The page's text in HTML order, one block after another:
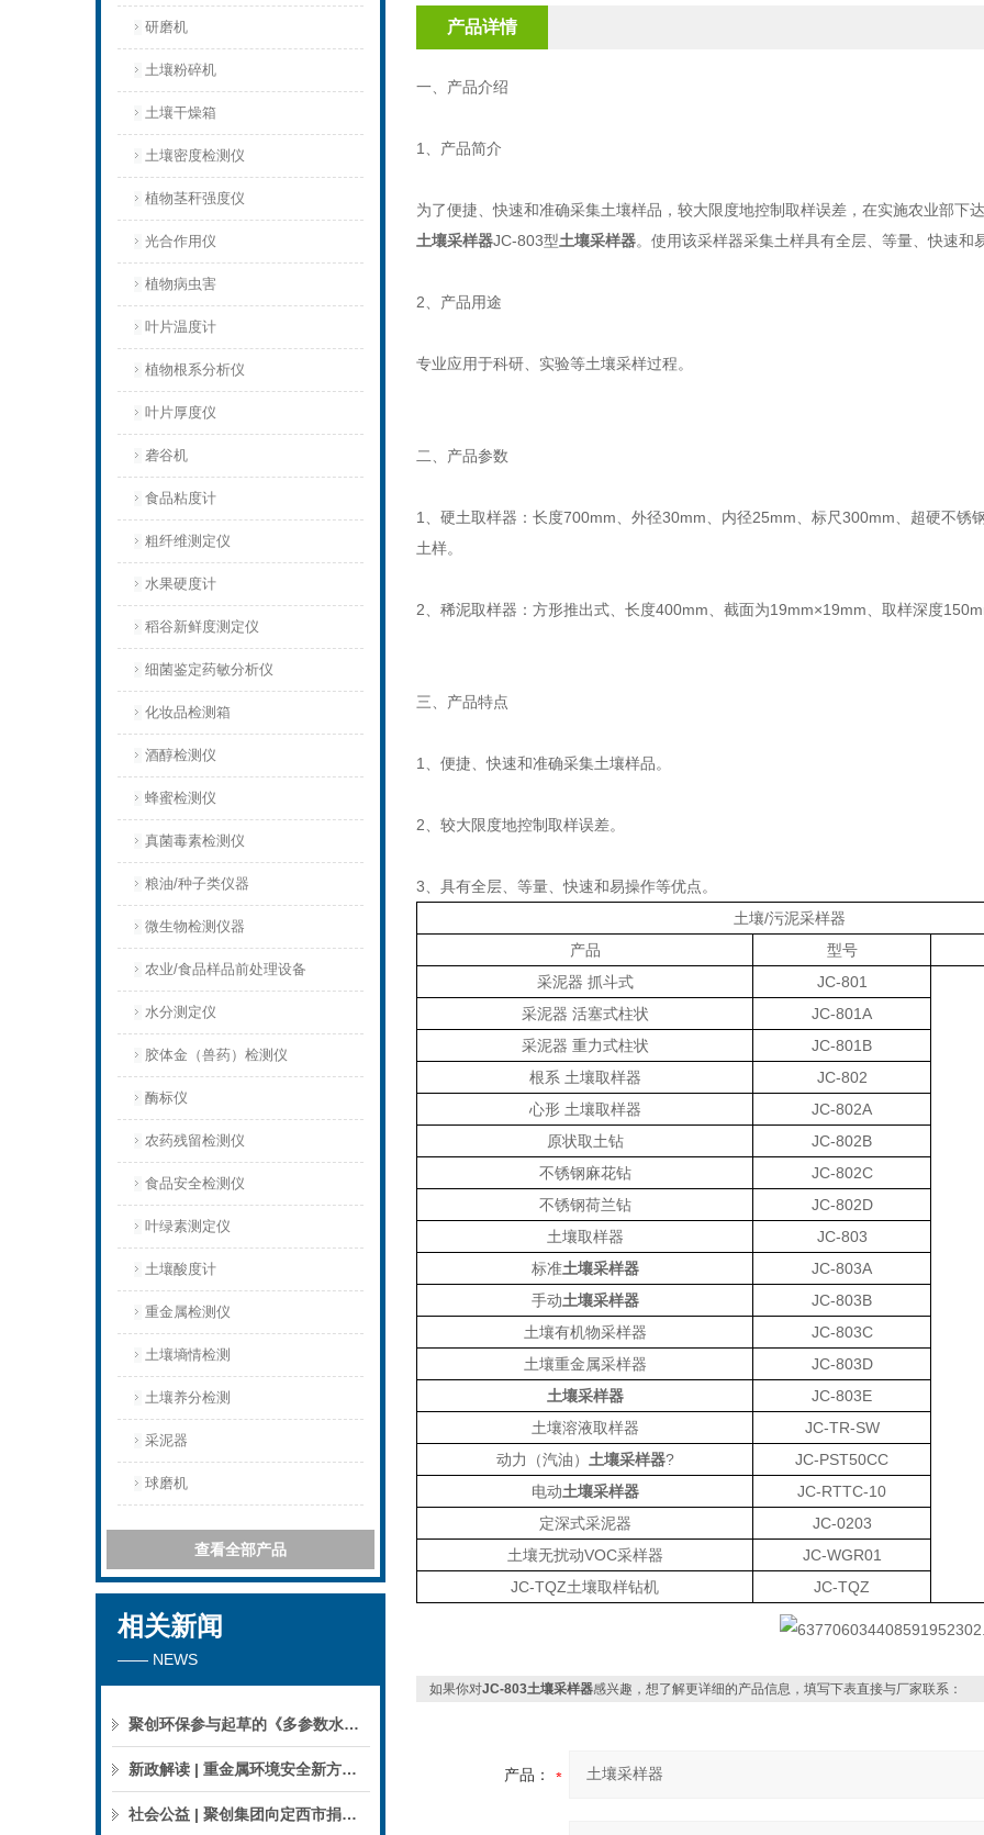
研磨机
土壤粉碎机
土壤干燥箱
土壤密度检测仪
植物茎秆强度仪
光合作用仪
植物病虫害
叶片温度计
植物根系分析仪
叶片厚度仪
砻谷机
食品粘度计
粗纤维测定仪
水果硬度计
稻谷新鲜度测定仪
细菌鉴定药敏分析仪
化妆品检测箱
酒醇检测仪
蜂蜜检测仪
真菌毒素检测仪
粮油/种子类仪器
微生物检测仪器
农业/食品样品前处理设备
水分测定仪
胶体金（兽药）检测仪
酶标仪
农药残留检测仪
食品安全检测仪
叶绿素测定仪
土壤酸度计
重金属检测仪
土壤墒情检测
土壤养分检测
采泥器
球磨机
查看全部产品
相关新闻
—— NEWS
聚创环保参与起草的《多参数水质分析仪》团标正式公布，促进国产仪器创新升级
新政解读 | 重金属环境安全新方案来了，聚焦5省21市！
社会公益 | 聚创集团向定西市捐赠检验检测仪器设备
产品详情
一、产品介绍
1、产品简介
为了便捷、快速和准确采集土壤样品，较大限度地控制取样误差，在实施农业部下
土壤采样器JC-803型土壤采样器。使用该采样器采集土样具有全层、等量、快速和
2、产品用途
专业应用于科研、实验等土壤采样过程。
二、产品参数
1、硬土取样器：长度700mm、外径30mm、内径25mm、标尺300mm、超硬不锈
土样。
2、稀泥取样器：方形推出式、长度400mm、截面为19mm×19mm、取样深度
三、产品特点
1、便捷、快速和准确采集土壤样品。
2、较大限度地控制取样误差。
3、具有全层、等量、快速和易操作等优点。
土壤/污泥采样器
产品
型号
采泥器 抓斗式
JC-801
采泥器 活塞式柱状
JC-801A
采泥器 重力式柱状
JC-801B
根系 土壤取样器
JC-802
心形 土壤取样器
JC-802A
原状取土钻
JC-802B
不锈钢麻花钻
JC-802C
不锈钢荷兰钻
JC-802D
土壤取样器
JC-803
标准土壤采样器
JC-803A
手动土壤采样器
JC-803B
土壤有机物采样器
JC-803C
土壤重金属采样器
JC-803D
土壤采样器
JC-803E
土壤溶液取样器
JC-TR-SW
动力（汽油） 土壤采样器?
JC-PST50CC
电动土壤采样器
JC-RTTC-10
定深式采泥器
JC-0203
土壤无扰动VOC采样器
JC-WGR01
JC-TQZ土壤取样钻机
JC-TQZ
如果你对JC-803土壤采样器感兴趣，想了解更详细的产品信息，填写下表直接与厂家联系：
产品：